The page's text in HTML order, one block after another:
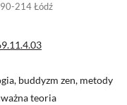
214 Łódź
buddyzm zen, metody
teoria